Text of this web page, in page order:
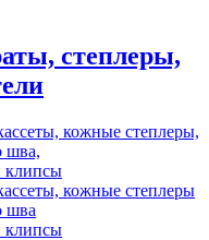
степлеры,
кожные степлеры,
шва,
клипсы
кожные степлеры
шва
клипсы